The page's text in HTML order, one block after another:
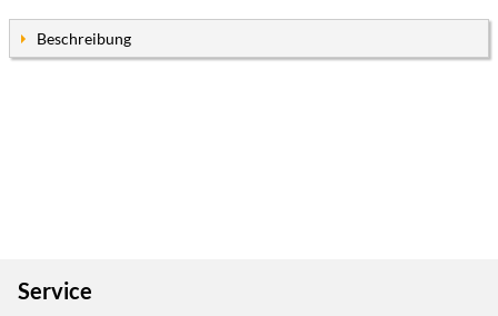
Beschreibung
Service